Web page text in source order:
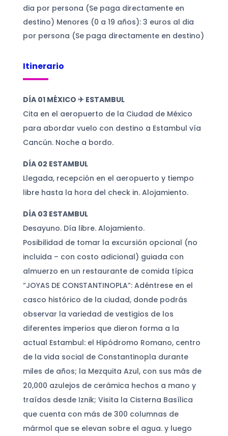
dia por persona (Se paga directamente en
destino) Menores (0 a 19 años): 3 euros al dia
por persona (Se paga directamente en destino)
Itinerario
DÍA 01 MÉXICO ✈ ESTAMBUL
Cita en el aeropuerto de la Ciudad de México
para abordar vuelo con destino a Estambul vía
Cancún. Noche a bordo.
DÍA 02 ESTAMBUL
Llegada, recepción en el aeropuerto y tiempo
libre hasta la hora del check in. Alojamiento.
DÍA 03 ESTAMBUL
Desayuno. Día libre. Alojamiento.
Posibilidad de tomar la excursión opcional (no
incluida – con costo adicional) guiada con
almuerzo en un restaurante de comida típica
“JOYAS DE CONSTANTINOPLA”: Adéntrese en el
casco histórico de la ciudad, donde podrás
observar la variedad de vestigios de los
diferentes imperios que dieron forma a la
actual Estambul: el Hipódromo Romano, centro
de la vida social de Constantinopla durante
miles de años; la Mezquita Azul, con sus más de
20,000 azulejos de cerámica hechos a mano y
traídos desde Iznik; Visita la Cisterna Basílica
que cuenta con más de 300 columnas de
mármol que se elevan sobre el agua. y luego